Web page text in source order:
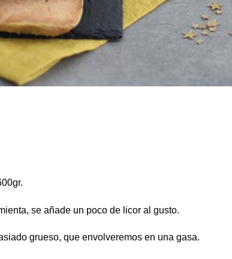
se añade un poco de licor al gusto.
grueso, que envolveremos en una gasa.